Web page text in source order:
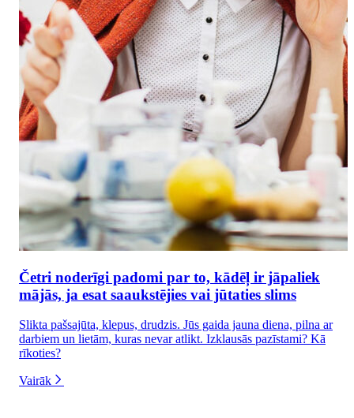
Četri noderīgi padomi par to, kādēļ ir jāpaliek
mājās, ja esat saaukstējies vai jūtaties slims
Slikta pašsajūta, klepus, drudzis. Jūs gaida jauna diena, pilna ar
darbiem un lietām, kuras nevar atlikt. Izklausās pazīstami? Kā
rīkoties?
Vairāk